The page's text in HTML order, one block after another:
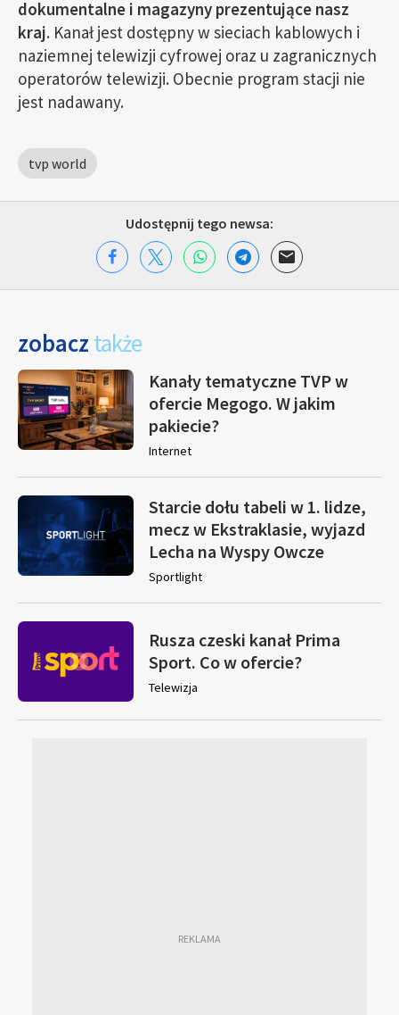
dokumentalne i magazyny prezentujące nasz
kraj. Kanał jest dostępny w sieciach kablowych i
naziemnej telewizji cyfrowej oraz u zagranicznych
operatorów telewizji. Obecnie program stacji nie
jest nadawany.
tvp world
Udostępnij tego newsa:
zobacz także
Kanały tematyczne TVP w
ofercie Megogo. W jakim
pakiecie?
Internet
Starcie dołu tabeli w 1. lidze,
mecz w Ekstraklasie, wyjazd
Lecha na Wyspy Owcze
Sportlight
Rusza czeski kanał Prima
Sport. Co w ofercie?
Telewizja